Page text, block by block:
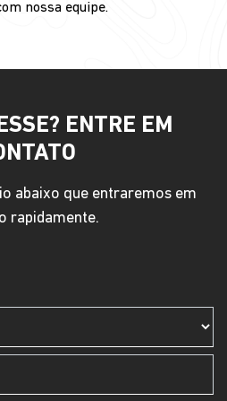
nossa equipe.
ENTRE EM
abaixo que entraremos em
rapidamente.